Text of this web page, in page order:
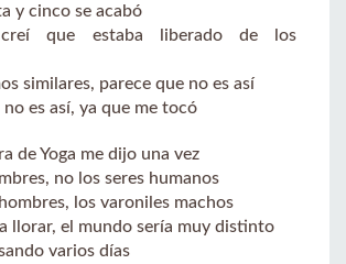
y cinco se acabó
que estaba liberado de los
similares, parece que no es así
es así, ya que me tocó
de Yoga me dijo una vez
no los seres humanos
los varoniles machos
llorar, el mundo sería muy distinto
varios días